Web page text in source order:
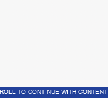
TO CONTINUE WITH CONTENT